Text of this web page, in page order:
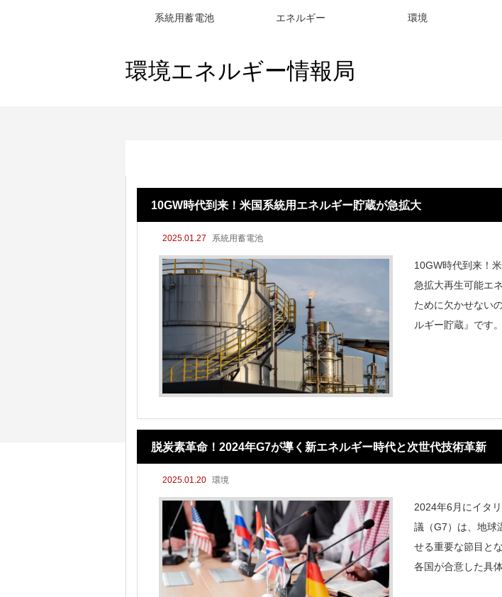
系統用蓄電池 エネルギー 環境
環境エネルギー情報局
10GW時代到来！米国系統用エネルギー貯蔵が急拡大
2025.01.27 系統用蓄電池
10GW時代到来！
急拡大再生可能エ
ために欠かせない
ルギー貯蔵』です
脱炭素革命！2024年G7が導く新エネルギー時代と次世代技術革新
2025.01.20 環境
2024年6月にイタ
議（G7）は、地球
せる重要な節目と
各国が合意した具